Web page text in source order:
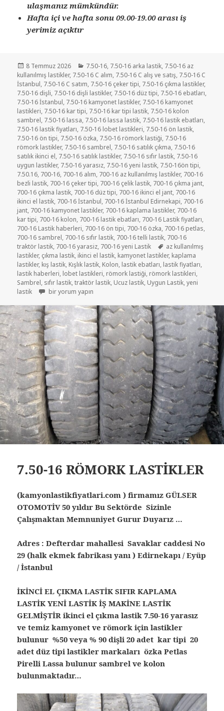
ulaşmanız mümkündür.
Hafta içi ve hafta sonu 09.00-19.00 arası iş
yerimiz açıktır
Yayın
tarihi
8 Temmuz 2026 Kategoriler
7.50-16, 7.50-16 arka lastik, 7.50-16 az
kullanılmış lastikler, 7.50-16 C alım, 7.50-16 C alış ve satış, 7.50-16 C
İstanbul, 7.50-16 C satım, 7.50-16 çeker tipi, 7.50-16 çıkma lastikler,
7.50-16 dişli, 7.50-16 dişli lastikler, 7.50-16 düz tipi, 7.50-16 ebatları,
7.50-16 İstanbul, 7.50-16 kamyonet lastikler, 7.50-16 kamyonet
lastikleri, 7.50-16 kar tipi, 7.50-16 kar tipi lastik, 7.50-16 kolon
sambrel, 7.50-16 lassa, 7.50-16 lassa lastik, 7.50-16 lastik ebatları,
7.50-16 lastik fiyatları, 7.50-16 lobet lastikleri, 7.50-16 ön lastik,
7.50-16 ön tipi, 7.50-16 özka, 7.50-16 römork lastiği, 7.50-16
römork lastikler, 7.50-16 sambrel, 7.50-16 satılık çıkma, 7.50-16
satılık ikinci el, 7.50-16 satılık lastikler, 7.50-16 sıfır lastik, 7.50-16
uygun lastikler, 7.50-16 yarasız, 7.50-16 yeni lastik, 7.50-16ön tipi,
7.50.16, 700-16, 700-16 alım, 700-16 az kullanılmış lastikler, 700-16
bezli lastik, 700-16 çeker tipi, 700-16 çelik lastik, 700-16 çıkma jant,
700-16 çıkma lastik, 700-16 düz tipi, 700-16 ikinci el jant, 700-16
ikinci el lastik, 700-16 İstanbul, 700-16 İstanbul Edirnekapi, 700-16
jant, 700-16 kamyonet lastikler, 700-16 kaplama lastikler, 700-16
kar tipi, 700-16 kolon, 700-16 lastik ebatları, 700-16 Lastik fiyatları,
700-16 Lastik haberleri, 700-16 ön tipi, 700-16 özka, 700-16 petlas,
700-16 sambrel, 700-16 sıfır lastik, 700-16 telli lastik, 700-16
traktör lastik, 700-16 yarasiz, 700-16 yeni Lastik Etiketler
az kullanılmış
lastikler, çıkma lastik, ikinci el lastik, kamyonet lastikler, kaplama
lastikler, kış lastik, Kışlık lastik, Kolon, lastik ebatları, lastik fiyatları,
lastik haberleri, lobet lastikleri, römork lastiği, römork lastikleri,
Sambrel, sıfır lastik,traktör lastik, Ucuz lastik, Uygun Lastik,yeni
lastik
7-50R16 ÇIKMA KAMYONET LASTİKLER için
bir yorum yapın
7.50-16 RÖMORK LASTİKLER
(kamyonlastikfiyatlari.com ) firmamız GÜLSER
OTOMOTİV 50 yıldır Bu Sektörde Sizinle
Çalışmaktan Memnuniyet Gurur Duyarız …
Adres : Defterdar mahallesi Savaklar caddesi No
29 (halk ekmek fabrikası yanı ) Edirnekapı / Eyüp
/ İstanbul
İKİNCİ EL ÇIKMA LASTİK SIFIR KAPLAMA
LASTİK YENİ LASTİK İŞ MAKİNE LASTİK
GELMİŞTİR ikinci el çıkma lastik 7.50-16 yarasız
ve temiz kamyonet ve römork için lastikler
bulunur %50 veya % 90 dişli 20 adet kar tipi 20
adet düz tipi lastikler markaları özka Petlas
Pirelli Lassa bulunur sambrel ve kolon
bulunmaktadır…